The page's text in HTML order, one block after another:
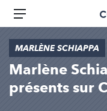
Aller
principal
Menu
MARLÈNE SCHIAPPA
Marlène
présents sur